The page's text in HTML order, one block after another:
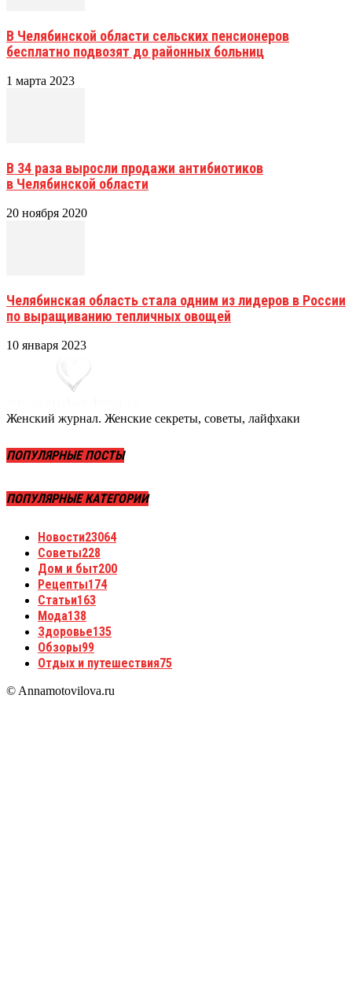
В Челябинской области сельских пенсионеров
бесплатно подвозят до районных больниц
1 марта 2023
В 34 раза выросли продажи антибиотиков
в Челябинской области
20 ноября 2020
Челябинская область стала одним из лидеров в России
по выращиванию тепличных овощей
10 января 2023
Женский журнал. Женские секреты, советы, лайфхаки
ПОПУЛЯРНЫЕ ПОСТЫ
ПОПУЛЯРНЫЕ КАТЕГОРИИ
Новости23064
Советы228
Дом и быт200
Рецепты174
Статьи163
Мода138
Здоровье135
Обзоры99
Отдых и путешествия75
© Annamotovilova.ru